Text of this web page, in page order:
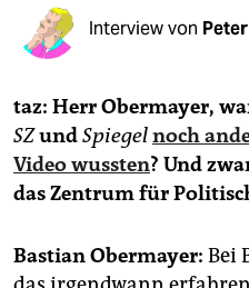
fragen & hilfe
abo
genossenschaft
Interview von
taz: Herr Obermayer,
SZundSpiegelnoch
Video wussten? Und
das Zentrum für
Bastian Obermayer: Bei